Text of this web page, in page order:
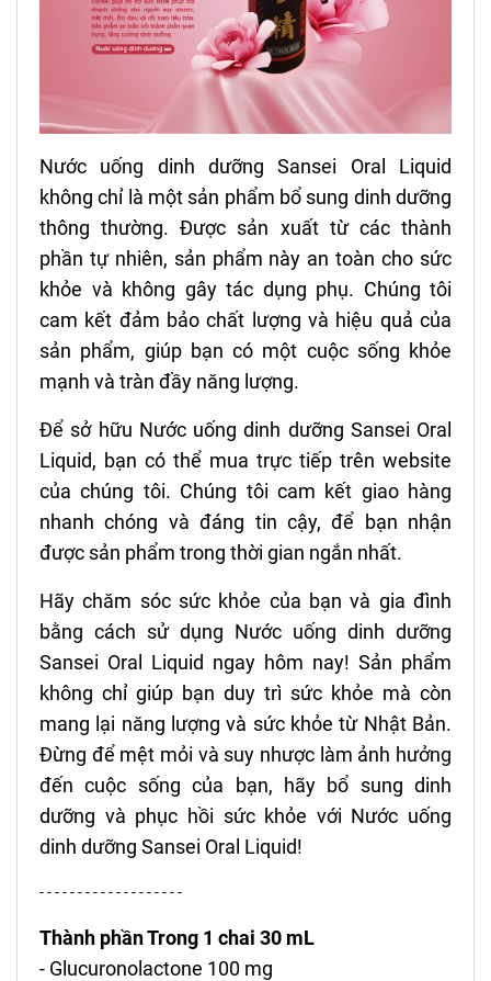
Nước uống dinh dưỡng Sansei Oral Liquid
không chỉ là một sản phẩm bổ sung dinh dưỡng
thông thường. Được sản xuất từ các thành
phần tự nhiên, sản phẩm này an toàn cho sức
khỏe và không gây tác dụng phụ. Chúng tôi
cam kết đảm bảo chất lượng và hiệu quả của
sản phẩm, giúp bạn có một cuộc sống khỏe
mạnh và tràn đầy năng lượng.
Để sở hữu Nước uống dinh dưỡng Sansei Oral
Liquid, bạn có thể mua trực tiếp trên website
của chúng tôi. Chúng tôi cam kết giao hàng
nhanh chóng và đáng tin cậy, để bạn nhận
được sản phẩm trong thời gian ngắn nhất.
Hãy chăm sóc sức khỏe của bạn và gia đình
bằng cách sử dụng Nước uống dinh dưỡng
Sansei Oral Liquid ngay hôm nay! Sản phẩm
không chỉ giúp bạn duy trì sức khỏe mà còn
mang lại năng lượng và sức khỏe từ Nhật Bản.
Đừng để mệt mỏi và suy nhược làm ảnh hưởng
đến cuộc sống của bạn, hãy bổ sung dinh
dưỡng và phục hồi sức khỏe với Nước uống
dinh dưỡng Sansei Oral Liquid!
- - - - - - - - - - - - - - - - - - -
Thành phần Trong 1 chai 30 mL
- Glucuronolactone 100 mg